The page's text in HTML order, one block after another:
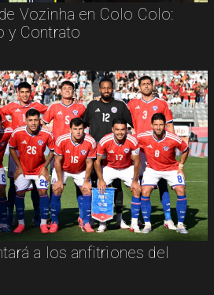
Vozinha en Colo Colo:
y Contrato
a los anfitriones del